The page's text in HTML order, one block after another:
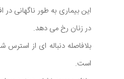
این بیماری به طور ناگهانی در
در زنان رخ می دهد.
بلافاصله دنباله ای از
است.